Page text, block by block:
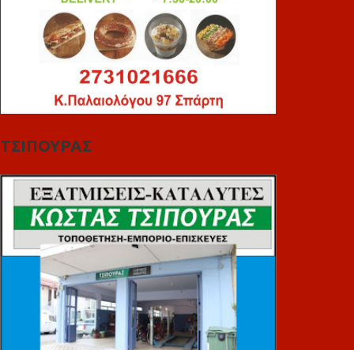
ΤΣΙΠΟΥΡΑΣ